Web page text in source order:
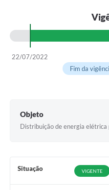
Obras
FROTAS
Patrimônio Cultural
Terceiro Setor
Turismo Geral
Carta de Serviços
22/07/2022
Fim da
Objeto
Distribuição de energia elétrica
Situação VIGENTE